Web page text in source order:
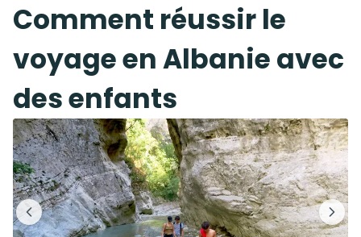
Comment réussir le
voyage en Albanie avec
des enfants